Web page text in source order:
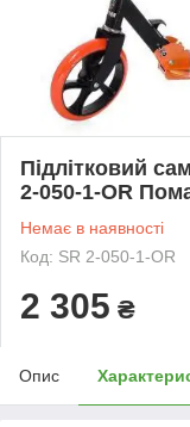
Підлітковий
2-050-1-OR
Немає в наявності
Код: SR 2-050-1-OR
2 305 ₴
Опис